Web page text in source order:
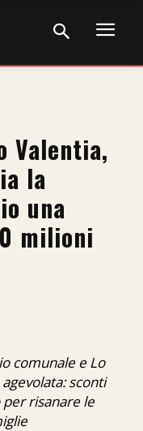
Valentia,
la
una
milioni
comunale e Lo
sconti
per risanare le